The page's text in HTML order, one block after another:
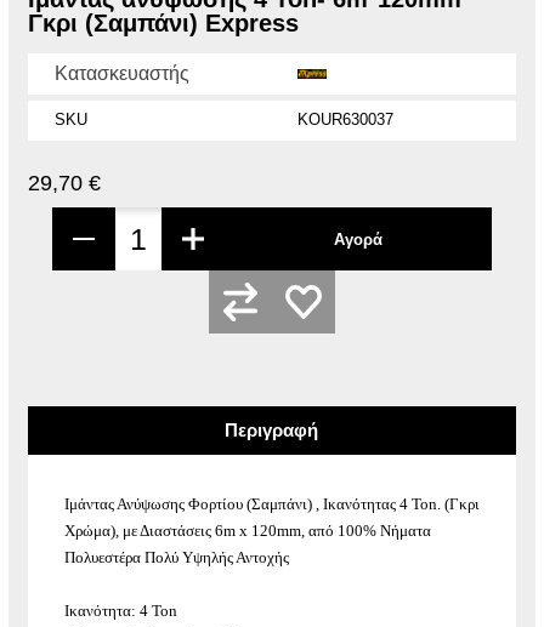
Γκρι (Σαμπάνι) Express
Κατασκευαστής
SKU KOUR630037
29,70 €
Αγορά
Περιγραφή
Ιμάντας Ανύψωσης Φορτίου (Σαμπάνι) , Ικανότητας 4 Ton. (Γκρι
Χρώμα), με Διαστάσεις 6m x 120mm, από 100% Νήματα
Πολυεστέρα Πολύ Υψηλής Αντοχής
Ικανότητα: 4 Ton